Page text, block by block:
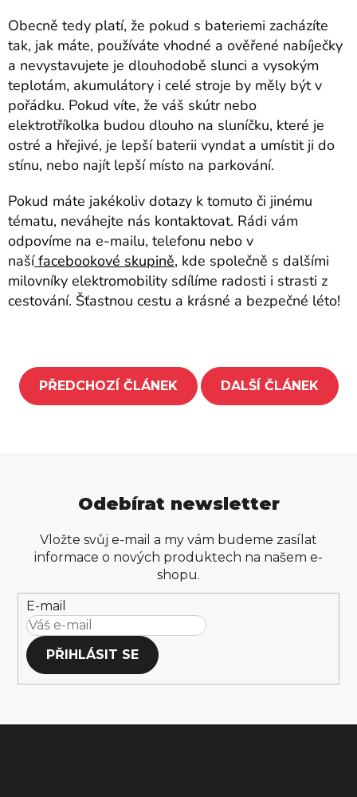
Obecně tedy platí, že pokud s bateriemi zacházíte
tak, jak máte, používáte vhodné a ověřené nabíječky
a nevystavujete je dlouhodobě slunci a vysokým
teplotám, akumulátory i celé stroje by měly být v
pořádku. Pokud víte, že váš skútr nebo
elektrotříkolka budou dlouho na sluníčku, které je
ostré a hřejivé, je lepší baterii vyndat a umístit ji do
stínu, nebo najít lepší místo na parkování.
Pokud máte jakékoliv dotazy k tomuto či jinému
tématu, neváhejte nás kontaktovat. Rádi vám
odpovíme na e-mailu, telefonu nebo v
našífacebookové skupině, kde společně s dalšími
milovníky elektromobility sdílíme radosti i strasti z
cestování. Šťastnou cestu a krásné a bezpečné léto!
PŘEDCHOZÍ ČLÁNEK DALŠÍ ČLÁNEK
Odebírat newsletter
Vložte svůj e-mail a my vám budeme zasílat
informace o nových produktech na našem e-
shopu.
E-mail
PŘIHLÁSIT SE